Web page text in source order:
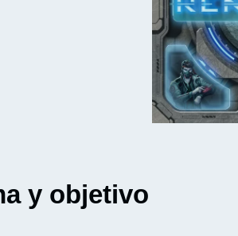
y objetivo